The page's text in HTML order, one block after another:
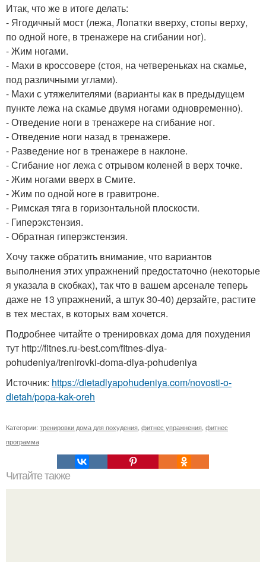
Итак, что же в итоге делать:
- Ягодичный мост (лежа, Лопатки вверху, стопы верху,
по одной ноге, в тренажере на сгибании ног).
- Жим ногами.
- Махи в кроссовере (стоя, на четвереньках на скамье,
под различными углами).
- Махи с утяжелителями (варианты как в предыдущем
пункте лежа на скамье двумя ногами одновременно).
- Отведение ноги в тренажере на сгибание ног.
- Отведение ноги назад в тренажере.
- Разведение ног в тренажере в наклоне.
- Сгибание ног лежа с отрывом коленей в верх точке.
- Жим ногами вверх в Смите.
- Жим по одной ноге в гравитроне.
- Римская тяга в горизонтальной плоскости.
- Гиперэкстензия.
- Обратная гиперэкстензия.
Хочу также обратить внимание, что вариантов
выполнения этих упражнений предостаточно (некоторые
я указала в скобках), так что в вашем арсенале теперь
даже не 13 упражнений, а штук 30-40) дерзайте, растите
в тех местах, в которых вам хочется.
Подробнее читайте о тренировках дома для похудения
тут http://fitnes.ru-best.com/fitnes-dlya-
pohudeniya/trenirovki-doma-dlya-pohudeniya
Источник: https://dietadlyapohudeniya.com/novosti-o-
dietah/popa-kak-oreh
Категории: тренировки дома для похудения фитнес упражнения фитнес
программа
Читайте также